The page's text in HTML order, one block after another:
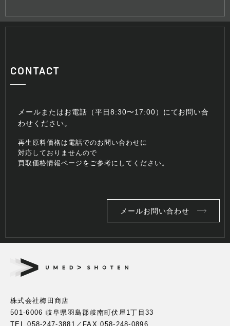
CONTACT
メールまたはお電話（平日8:30〜17:00）にてお問い合
わせください。
再生原料価格は電話でのお問い合わせに
対応しておりませんので
買取価格情報ページをご参考にしてください。
メールお問い合わせ
株式会社梅田商店
501-6006 岐阜県羽島郡岐南町伏屋1丁目33
TEL.058-247-3881 ／FAX.058-248-0896